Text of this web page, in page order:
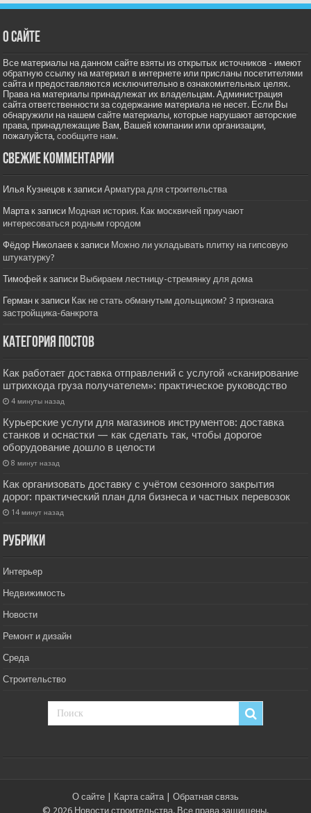
О сайте
Все материалы на данном сайте взяты из открытых источников - имеют
обратную ссылку на материал в интернете или присланы посетителями
сайта и предоставляются исключительно в ознакомительных целях.
Права на материалы принадлежат их владельцам. Администрация
сайта ответственности за содержание материала не несет. Если Вы
обнаружили на нашем сайте материалы, которые нарушают авторские
права, принадлежащие Вам, Вашей компании или организации,
пожалуйста,сообщите нам.
Свежие комментарии
Илья Кузнецов к записиАрматура для строительства
Марта к записи Модная история. Как москвичей приучают
интересоваться родным городом
Фёдор Николаев к записи Можно ли укладывать плитку на гипсовую
штукатурку?
Тимофей к записи Выбираем лестницу-стремянку для дома
Герман к записи Как не стать обманутым дольщиком? 3 признака
застройщика-банкрота
Категория постов
Как работает доставка отправлений с услугой «сканирование
штрихкода груза получателем»: практическое руководство
4 минуты назад
Курьерские услуги для магазинов инструментов: доставка
станков и оснастки — как сделать так, чтобы дорогое
оборудование дошло в целости
8 минут назад
Как организовать доставку с учётом сезонного закрытия
дорог: практический план для бизнеса и частных перевозок
14 минут назад
РУбрики
Интерьер
Недвижимость
Новости
Ремонт и дизайн
Среда
Строительство
О сайте Карта сайта
Обратная связь
© 2026 Новости строительства. Все права защищены.